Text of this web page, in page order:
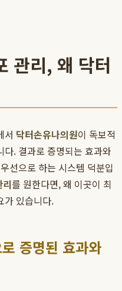
관리, 왜 닥터
서 닥터손유나의원이 독보적
. 결과로 증명되는 효과와
선으로 하는 시스템 덕분입
리를 원한다면, 왜 이곳이 최
가 있습니다.
증명된 효과와